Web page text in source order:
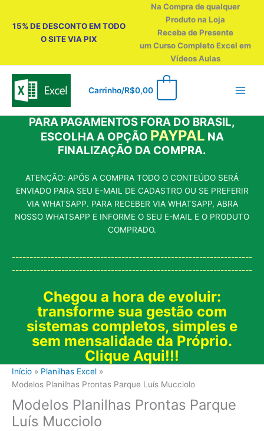
15% DE DESCONTO EM TODO
O SITE VIA PIX
Na Compra de qualquer
Produto na Loja
Receba de Presente
um Curso Completo Excel em
Vídeos Aulas
Carrinho/R$0,00
PARA PAGAMENTOS FORA DO BRASIL,
ESCOLHA A OPÇÃO PAYPAL NA
FINALIZAÇÃO DA COMPRA.
ATENÇÃO: APÓS A COMPRA TODO O CONTEÚDO SERÁ
ENVIADO PARA SEU E-MAIL DE CADASTRO OU SE PREFERIR
VIA WHATSAPP. PARA RECEBER VIA WHATSAPP, ABRA
NOSSO WHATSAPP E INFORME O SEU E-MAIL E O PRODUTO
COMPRADO.
--------------------------------------------------------------------
--------------------------------------------------------------------
Chegou a hora de evoluir:
transforme sua gestão com
sistemas completos, simples e
sem mensalidade da Próprio.
Clique Aqui!!!
Início
Planilhas Excel
Modelos Planilhas Prontas Parque Luís Mucciolo
Modelos Planilhas Prontas Parque
Luís Mucciolo